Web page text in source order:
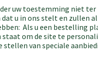
uw toestemming niet
u in ons stelt en
Als u een bestelling
om de site te
van speciale